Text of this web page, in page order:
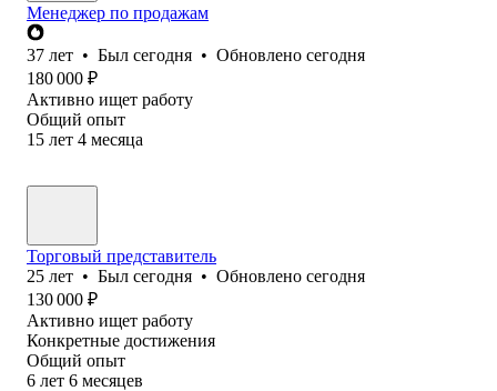
Менеджер по продажам
37 лет • Был сегодня • Обновлено сегодня
180 000 ₽
Активно ищет работу
Общий опыт
15 лет 4 месяца
Торговый представитель
25 лет • Был сегодня • Обновлено сегодня
130 000 ₽
Активно ищет работу
Конкретные достижения
Общий опыт
6 лет 6 месяцев